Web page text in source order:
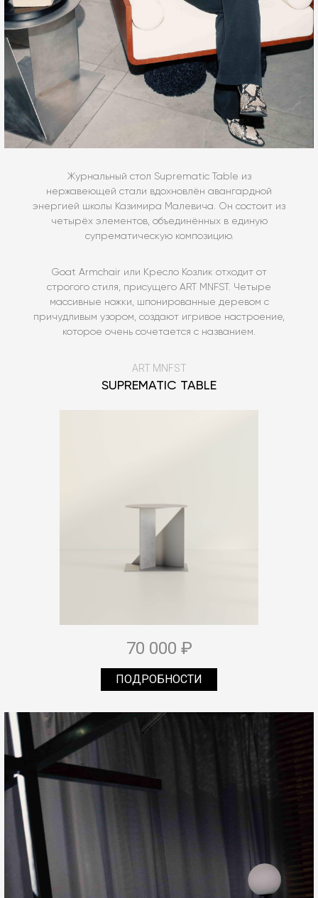
Журнальный стол Suprematic Table из
нержавеющей стали вдохновлён авангардной
энергией школы Казимира Малевича. Он состоит из
четырёх элементов, объединённых в единую
супрематическую композицию.
Goat Armchair или Кресло Козлик отходит от
строгого стиля, присущего ART MNFST. Четыре
массивные ножки, шпонированные деревом с
причудливым узором, создают игривое настроение,
которое очень сочетается с названием.
ART MNFST
SUPREMATIC TABLE
70 000 ₽
ПОДРОБНОСТИ